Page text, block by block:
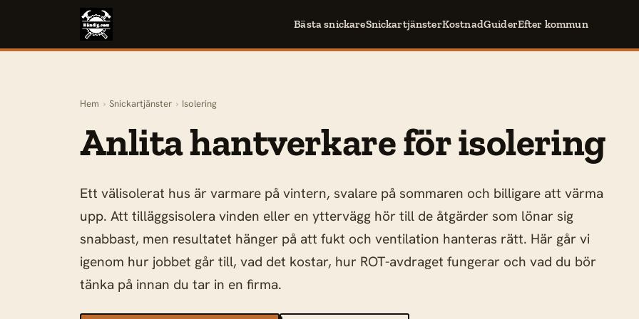
Bästa snickareSnickartjänsterKostnadGuiderEfter kommun
Hem › Snickartjänster › Isolering
Anlita hantverkare för isolering
Ett välisolerat hus är varmare på vintern, svalare på sommaren och billigare att värma
upp. Att tilläggsisolera vinden eller en yttervägg hör till de åtgärder som lönar sig
snabbast, men resultatet hänger på att fukt och ventilation hanteras rätt. Här går vi
igenom hur jobbet går till, vad det kostar, hur ROT-avdraget fungerar och vad du bör
tänka på innan du tar in en firma.